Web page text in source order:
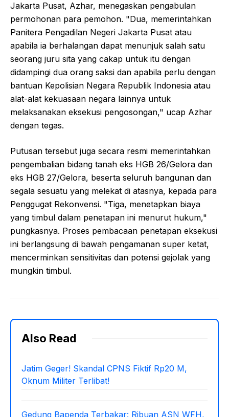
Jakarta Pusat, Azhar, menegaskan pengabulan
permohonan para pemohon. "Dua, memerintahkan
Panitera Pengadilan Negeri Jakarta Pusat atau
apabila ia berhalangan dapat menunjuk salah satu
seorang juru sita yang cakap untuk itu dengan
didampingi dua orang saksi dan apabila perlu dengan
bantuan Kepolisian Negara Republik Indonesia atau
alat-alat kekuasaan negara lainnya untuk
melaksanakan eksekusi pengosongan," ucap Azhar
dengan tegas.
Putusan tersebut juga secara resmi memerintahkan
pengembalian bidang tanah eks HGB 26/Gelora dan
eks HGB 27/Gelora, beserta seluruh bangunan dan
segala sesuatu yang melekat di atasnya, kepada para
Penggugat Rekonvensi. "Tiga, menetapkan biaya
yang timbul dalam penetapan ini menurut hukum,"
pungkasnya. Proses pembacaan penetapan eksekusi
ini berlangsung di bawah pengamanan super ketat,
mencerminkan sensitivitas dan potensi gejolak yang
mungkin timbul.
Also Read
Jatim Geger! Skandal CPNS Fiktif Rp20 M,
Oknum Militer Terlibat!
Gedung Bapenda Terbakar: Ribuan ASN WFH,